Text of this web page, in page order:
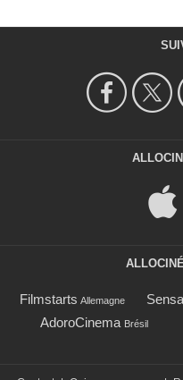
Filmstarts Allemagne
AdoroCinema Brésil